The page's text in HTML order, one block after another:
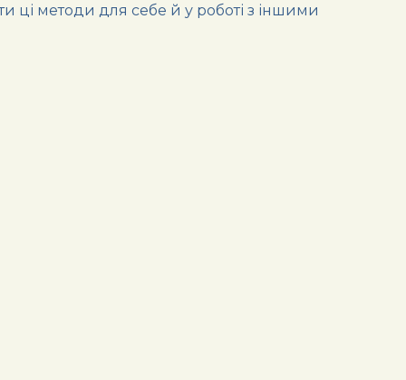
ці методи для себе й у роботі з іншими